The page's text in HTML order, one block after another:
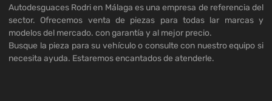
Autodesguaces Rodri en Málaga es una empresa de referencia del
sector. Ofrecemos venta de piezas para todas lar marcas y
modelos del mercado. con garantía y al mejor precio.
Busque la pieza para su vehículo o consulte con nuestro equipo si
necesita ayuda. Estaremos encantados de atenderle.